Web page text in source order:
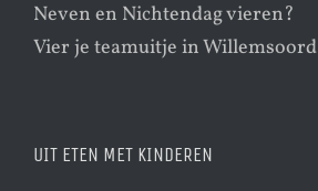
Neven en Nichtendag vieren?
Vier je teamuitje in Willemsoord
UIT ETEN MET KINDEREN